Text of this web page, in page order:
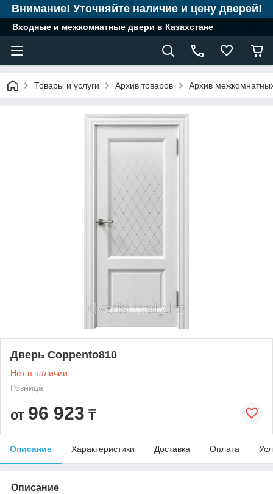
Внимание! Уточняйте наличие и цену дверей!
Входные и межкомнатные двери в Казахстане
Товары и услуги Архив товаров Архив
Дверь Coppento810
Нет в наличии
Розница
от 96 923 ₸
Описание Характеристики Доставка Оплата
Описание